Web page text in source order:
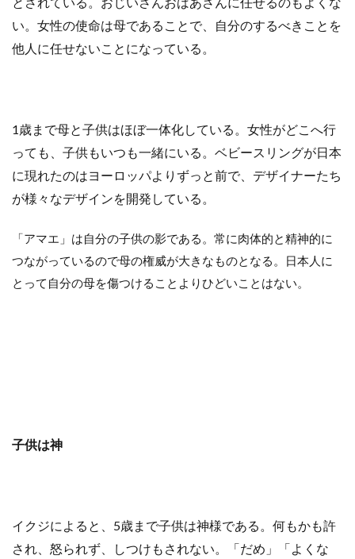
い。女性の使命は母であることで、自分のするべきことを
他人に任せないことになっている。
1歳まで母と子供はほぼ一体化している。女性がどこへ行
っても、子供もいつも一緒にいる。ベビースリングが日本
に現れたのはヨーロッパよりずっと前で、デザイナーたち
が様々なデザインを開発している。
「アマエ」は自分の子供の影である。常に肉体的と精神的に
つながっているので母の権威が大きなものとなる。日本人に
とって自分の母を傷つけることよりひどいことはない。
子供は神
イクジによると、5歳まで子供は神様である。何もかも許
され、怒られず、しつけもされない。「だめ」「よくな